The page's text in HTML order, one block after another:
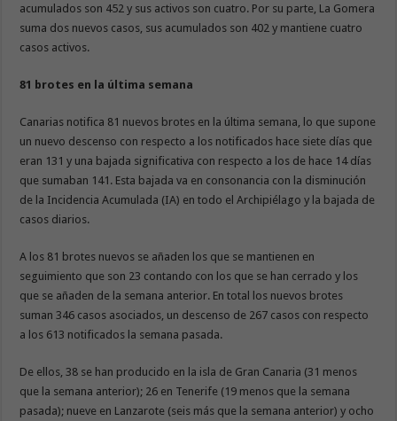
acumulados son 452 y sus activos son cuatro. Por su parte, La Gomera
suma dos nuevos casos, sus acumulados son 402 y mantiene cuatro
casos activos.
81 brotes en la última semana
Canarias notifica 81 nuevos brotes en la última semana, lo que supone
un nuevo descenso con respecto a los notificados hace siete días que
eran 131 y una bajada significativa con respecto a los de hace 14 días
que sumaban 141. Esta bajada va en consonancia con la disminución
de la Incidencia Acumulada (IA) en todo el Archipiélago y la bajada de
casos diarios.
A los 81 brotes nuevos se añaden los que se mantienen en
seguimiento que son 23 contando con los que se han cerrado y los
que se añaden de la semana anterior. En total los nuevos brotes
suman 346 casos asociados, un descenso de 267 casos con respecto
a los 613 notificados la semana pasada.
De ellos, 38 se han producido en la isla de Gran Canaria (31 menos
que la semana anterior); 26 en Tenerife (19 menos que la semana
pasada); nueve en Lanzarote (seis más que la semana anterior) y ocho